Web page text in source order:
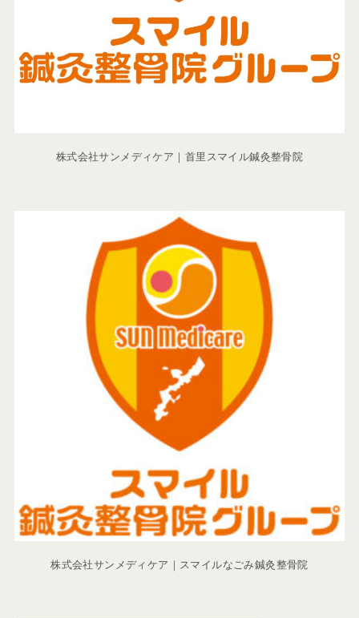
株式会社サンメディケア｜首里スマイル鍼灸整骨院
株式会社サンメディケア｜スマイルなごみ鍼灸整骨院